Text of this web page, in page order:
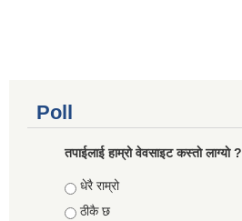
Poll
तपाईलाई हाम्रो वेवसाइट कस्ताे लाग्याे ?
Choices
धेरै राम्रो
ठीकै छ